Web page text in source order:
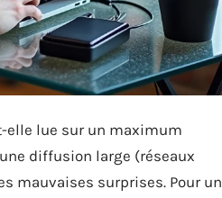
elle lue sur un maximum
diffusion large (réseaux
mauvaises surprises. Pour un